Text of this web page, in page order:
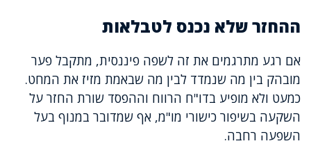
ההחזר שלא נכנס לטבלאות
אם רגע מתרגמים את זה לשפה פיננסית, מתקבל פער
מובהק בין מה שנמדד לבין מה שבאמת מזיז את המחט.
כמעט ולא מופיע בדו"ח הרווח וההפסד שורת החזר על
השקעה בשיפור כישורי מו"מ, אף שמדובר במנוף בעל
השפעה רחבה.